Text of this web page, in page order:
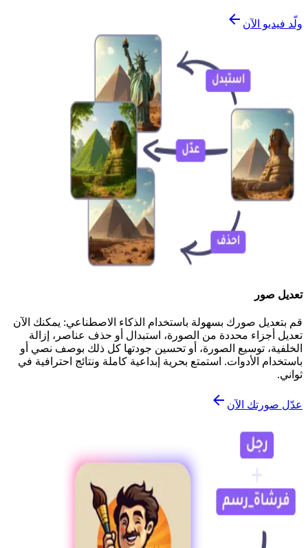
ولّد فيديو الآن
تعديل صور
قم بتعديل صورك بسهولة باستخدام الذكاء الاصطناعي: يمكنك الآن
تعديل أجزاء محددة من الصورة، استبدال أو حذف عناصر، إزالة
الخلفية، توسيع الصورة، أو تحسين جودتها كل ذلك بوصف نصي أو
باستخدام الأدوات. استمتع بحرية إبداعية كاملة ونتائج احترافية في
ثواني.
عدّل صورتك الآن